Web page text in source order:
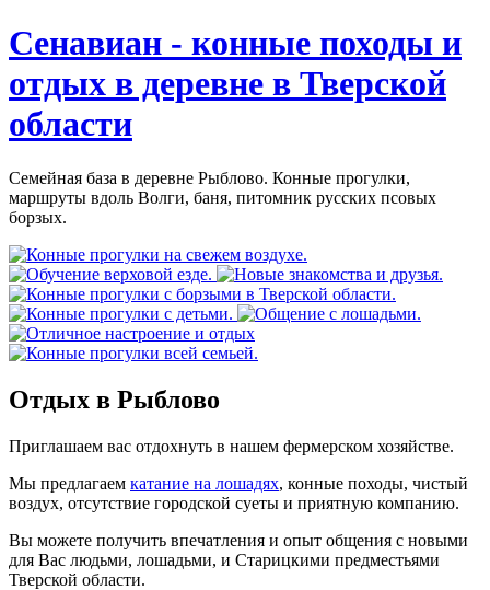
Сенавиан - конные походы и
отдых в деревне в Тверской
области
Семейная база в деревне Рыблово. Конные прогулки,
маршруты вдоль Волги, баня, питомник русских псовых
борзых.
Отдых в Рыблово
Приглашаем вас отдохнуть в нашем фермерском хозяйстве.
Мы предлагаем катание на лошадях, конные походы, чистый
воздух, отсутствие городской суеты и приятную компанию.
Вы можете получить впечатления и опыт общения с новыми
для Вас людьми, лошадьми, и Старицкими предместьями
Тверской области.